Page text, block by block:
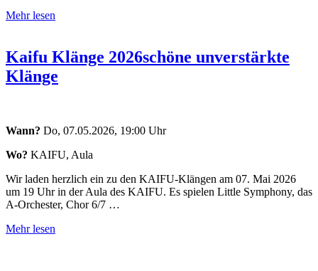
Mehr lesen
Kaifu Klänge 2026schöne unverstärkte
Klänge
Wann? Do, 07.05.2026, 19:00 Uhr
Wo? KAIFU, Aula
Wir laden herzlich ein zu den KAIFU-Klängen am 07. Mai 2026
um 19 Uhr in der Aula des KAIFU. Es spielen Little Symphony, das
A-Orchester, Chor 6/7 …
Mehr lesen